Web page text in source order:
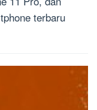
terbaru